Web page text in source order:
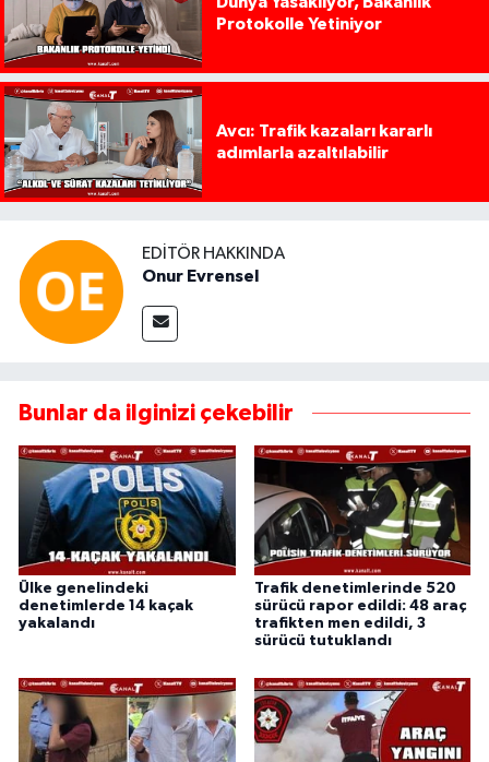
Protokolle Yetiniyor
Avcı: Trafik kazaları kararlı
adımlarla azaltılabilir
EDITÖR HAKKINDA
Onur Evrensel
Bunlar da ilginizi çekebilir
Ülke genelindeki
denetimlerde 14 kaçak
yakalandı
Trafik denetimlerinde 520
sürücü rapor edildi: 48 araç
trafikten men edildi, 3
sürücü tutuklandı